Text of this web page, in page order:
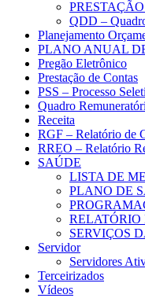
QDD –
Planejamento
PLANO ANUAL
Pregão Eletrônico
Prestação de Contas
PSS – Processo
Quadro
Receita
RGF – Relatório de
RREO – Relatório
SAÚDE
LISTA DE
PLANO DE
RELATÓRIO
SERVIÇOS
Servidor
Servidores
Terceirizados
Vídeos